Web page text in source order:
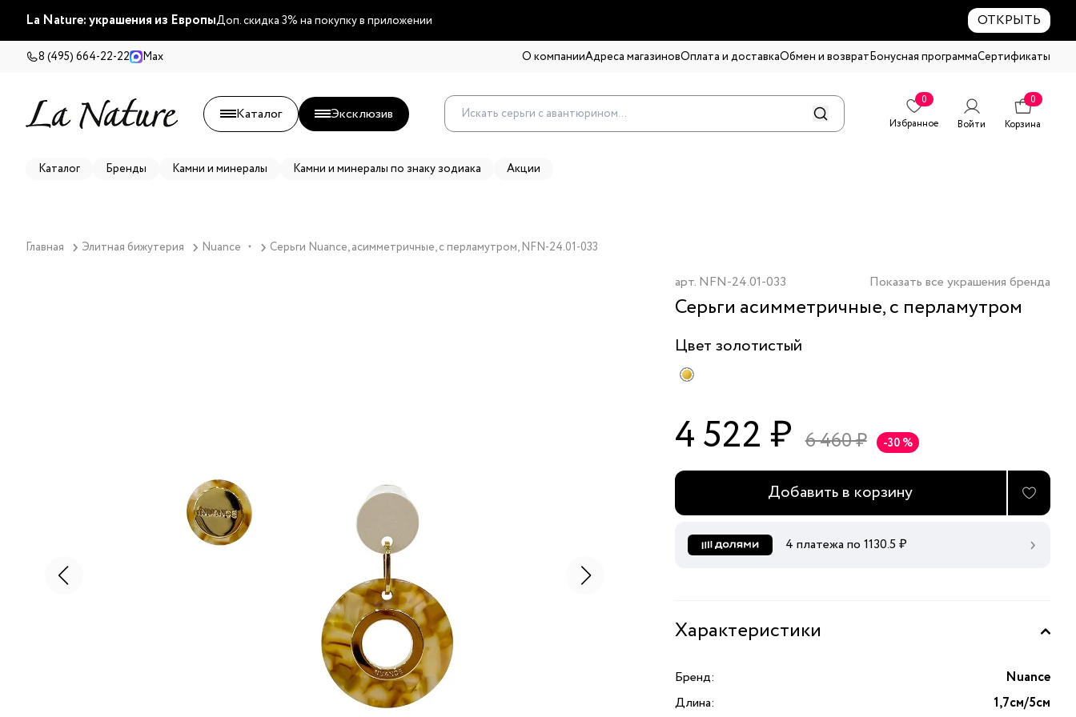
La Nature: украшения из ЕвропыДоп. скидка 3% на покупку в приложении ОТКРЫТЬ
8 (495) 664-22-22 Max О компанииАдреса магазиновОплата и доставкаОбмен и возвратБонусная программаСертификаты
Каталог Эксклюзив
0
Избранное
Войти
0
Корзина
Каталог Бренды Камни и минералы Камни и минералы по знаку зодиака Акции
Главная Элитная бижутерия Nuance ▼ Серьги Nuance, асимметричные, с перламутром, NFN-24.01-033
арт. NFN-24.01-033 Показать все украшения бренда
Серьги асимметричные, с перламутром
Цвет золотистый
4 522 ₽ 6 460 ₽ -30 %
Добавить в корзину
4 платежа по 1130.5 ₽
Характеристики
Бренд:
Nuance
Длина:
1,7см/5см